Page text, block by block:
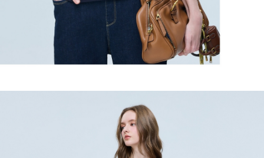
請求用戶進行身份認證。
５．嚴禁一人註冊多個帳號或使用他人資訊註冊。若發現惡意使用之情形，
恩沛科技股份有限公司將有權停止該用戶之使用額度並採取法律行動。
付款後門市自取